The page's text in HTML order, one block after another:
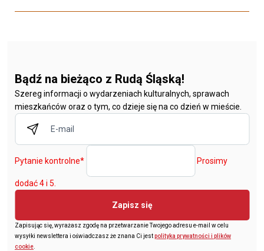
Bądź na bieżąco z Rudą Śląską!
Szereg informacji o wydarzeniach kulturalnych, sprawach
mieszkańców oraz o tym, co dzieje się na co dzień w mieście.
Pytanie kontrolne* Prosimy
dodać 4 i 5.
Zapisz się
Zapisując się, wyrażasz zgodę na przetwarzanie Twojego adresu e-mail w celu
wysyłki newslettera i oświadczasz że znana Ci jestpolityka prywatności i plików
cookie.